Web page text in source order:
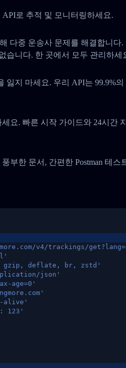
로 추적 및 모니터링하세요.
다중 운송사 문제를 해결합니다.
습니다. 한 곳에서 모두 관리하세
잃지 마세요. 우리 API는 99.9%의
요. 빠른 시작 가이드와 24시간
부한 문서, 간편한 Postman 테스
v4/trackings/
gzip, deflate, br, zstd'
json'
age=0'
alive'
123'